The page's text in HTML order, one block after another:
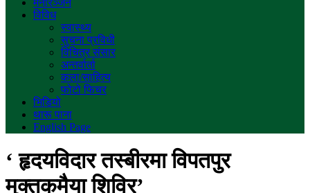
मनोरञ्जन
विविध
स्वास्थ्य
सुचना प्रविधी
विचित्र संसार
अन्तर्वार्ता
कला/साहित्य
फोटो फिचर
भिडियो
थारू पाना
English Page
‘ हृदयविदार तस्बीरमा विपतपुर
मुक्तकमैया शिविर’